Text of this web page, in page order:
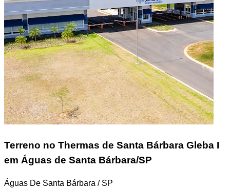
Terreno no Thermas de Santa Bárbara Gleba I
em Águas de Santa Bárbara/SP
Águas De Santa Bárbara / SP